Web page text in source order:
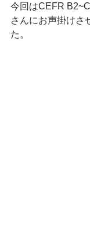
今回はCEFR
さんにお声掛けさ
た。